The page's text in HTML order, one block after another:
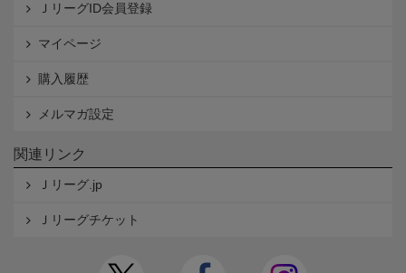
ＪリーグID会員登録
マイページ
購入履歴
メルマガ設定
関連リンク
Ｊリーグ.jp
Ｊリーグチケット